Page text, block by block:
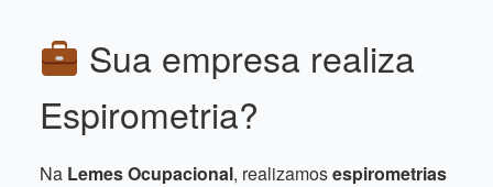
Sua empresa realiza
Espirometria?
Na Lemes Ocupacional, realizamosespirometrias